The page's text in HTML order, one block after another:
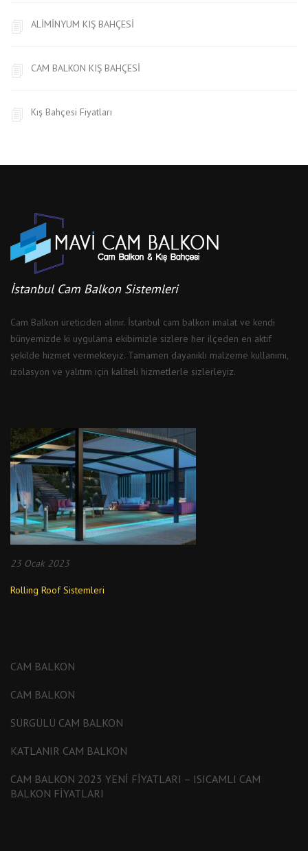
ALİMİNYUM KIŞ BAHÇESİ
CAM BALKON KIŞ BAHÇESİ
Kış Bahçesi Fiyatları
İstanbul Cam Balkon Sistemleri
Cam Balkon üreticiden alınır. İstanbul cam balkon imalat ve kendi
bünyemizde ki uygulama ekibimizle sizlere her ilçeden en aktif
şekilde hizmet vermekteyiz. Tamamen dayanıklı malzeme kullanımı,
izolasyon ve yalıtım için kaliteli hizmetlerle sizlerleyiz.
23 Ocak 2023
Rolling Roof Sistemleri
CAM BALKON
CAM BALKON
SÜRGÜLÜ CAM BALKON
KATLANIR CAM BALKON
CAM BALKON 2023 YENI FIYATLARI – ISICAMLI CAM
BALKON FIYATLARI